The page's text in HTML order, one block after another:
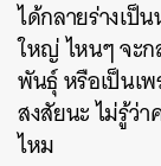
ได้กลายร่างเป็
ใหญ่ ไหนๆ จะก
พันธุ์ หรือเป็นเ
สงสัยนะ ไม่รู้ว่
ไหม